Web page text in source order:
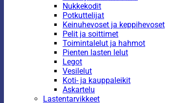
Nukkekodit
Potkuttelijat
Keinuhevoset ja keppihevoset
Pelit ja soittimet
Toimintalelut ja hahmot
Pienten lasten lelut
Legot
Vesilelut
Koti- ja kauppaleikit
Askartelu
Lastentarvikkeet